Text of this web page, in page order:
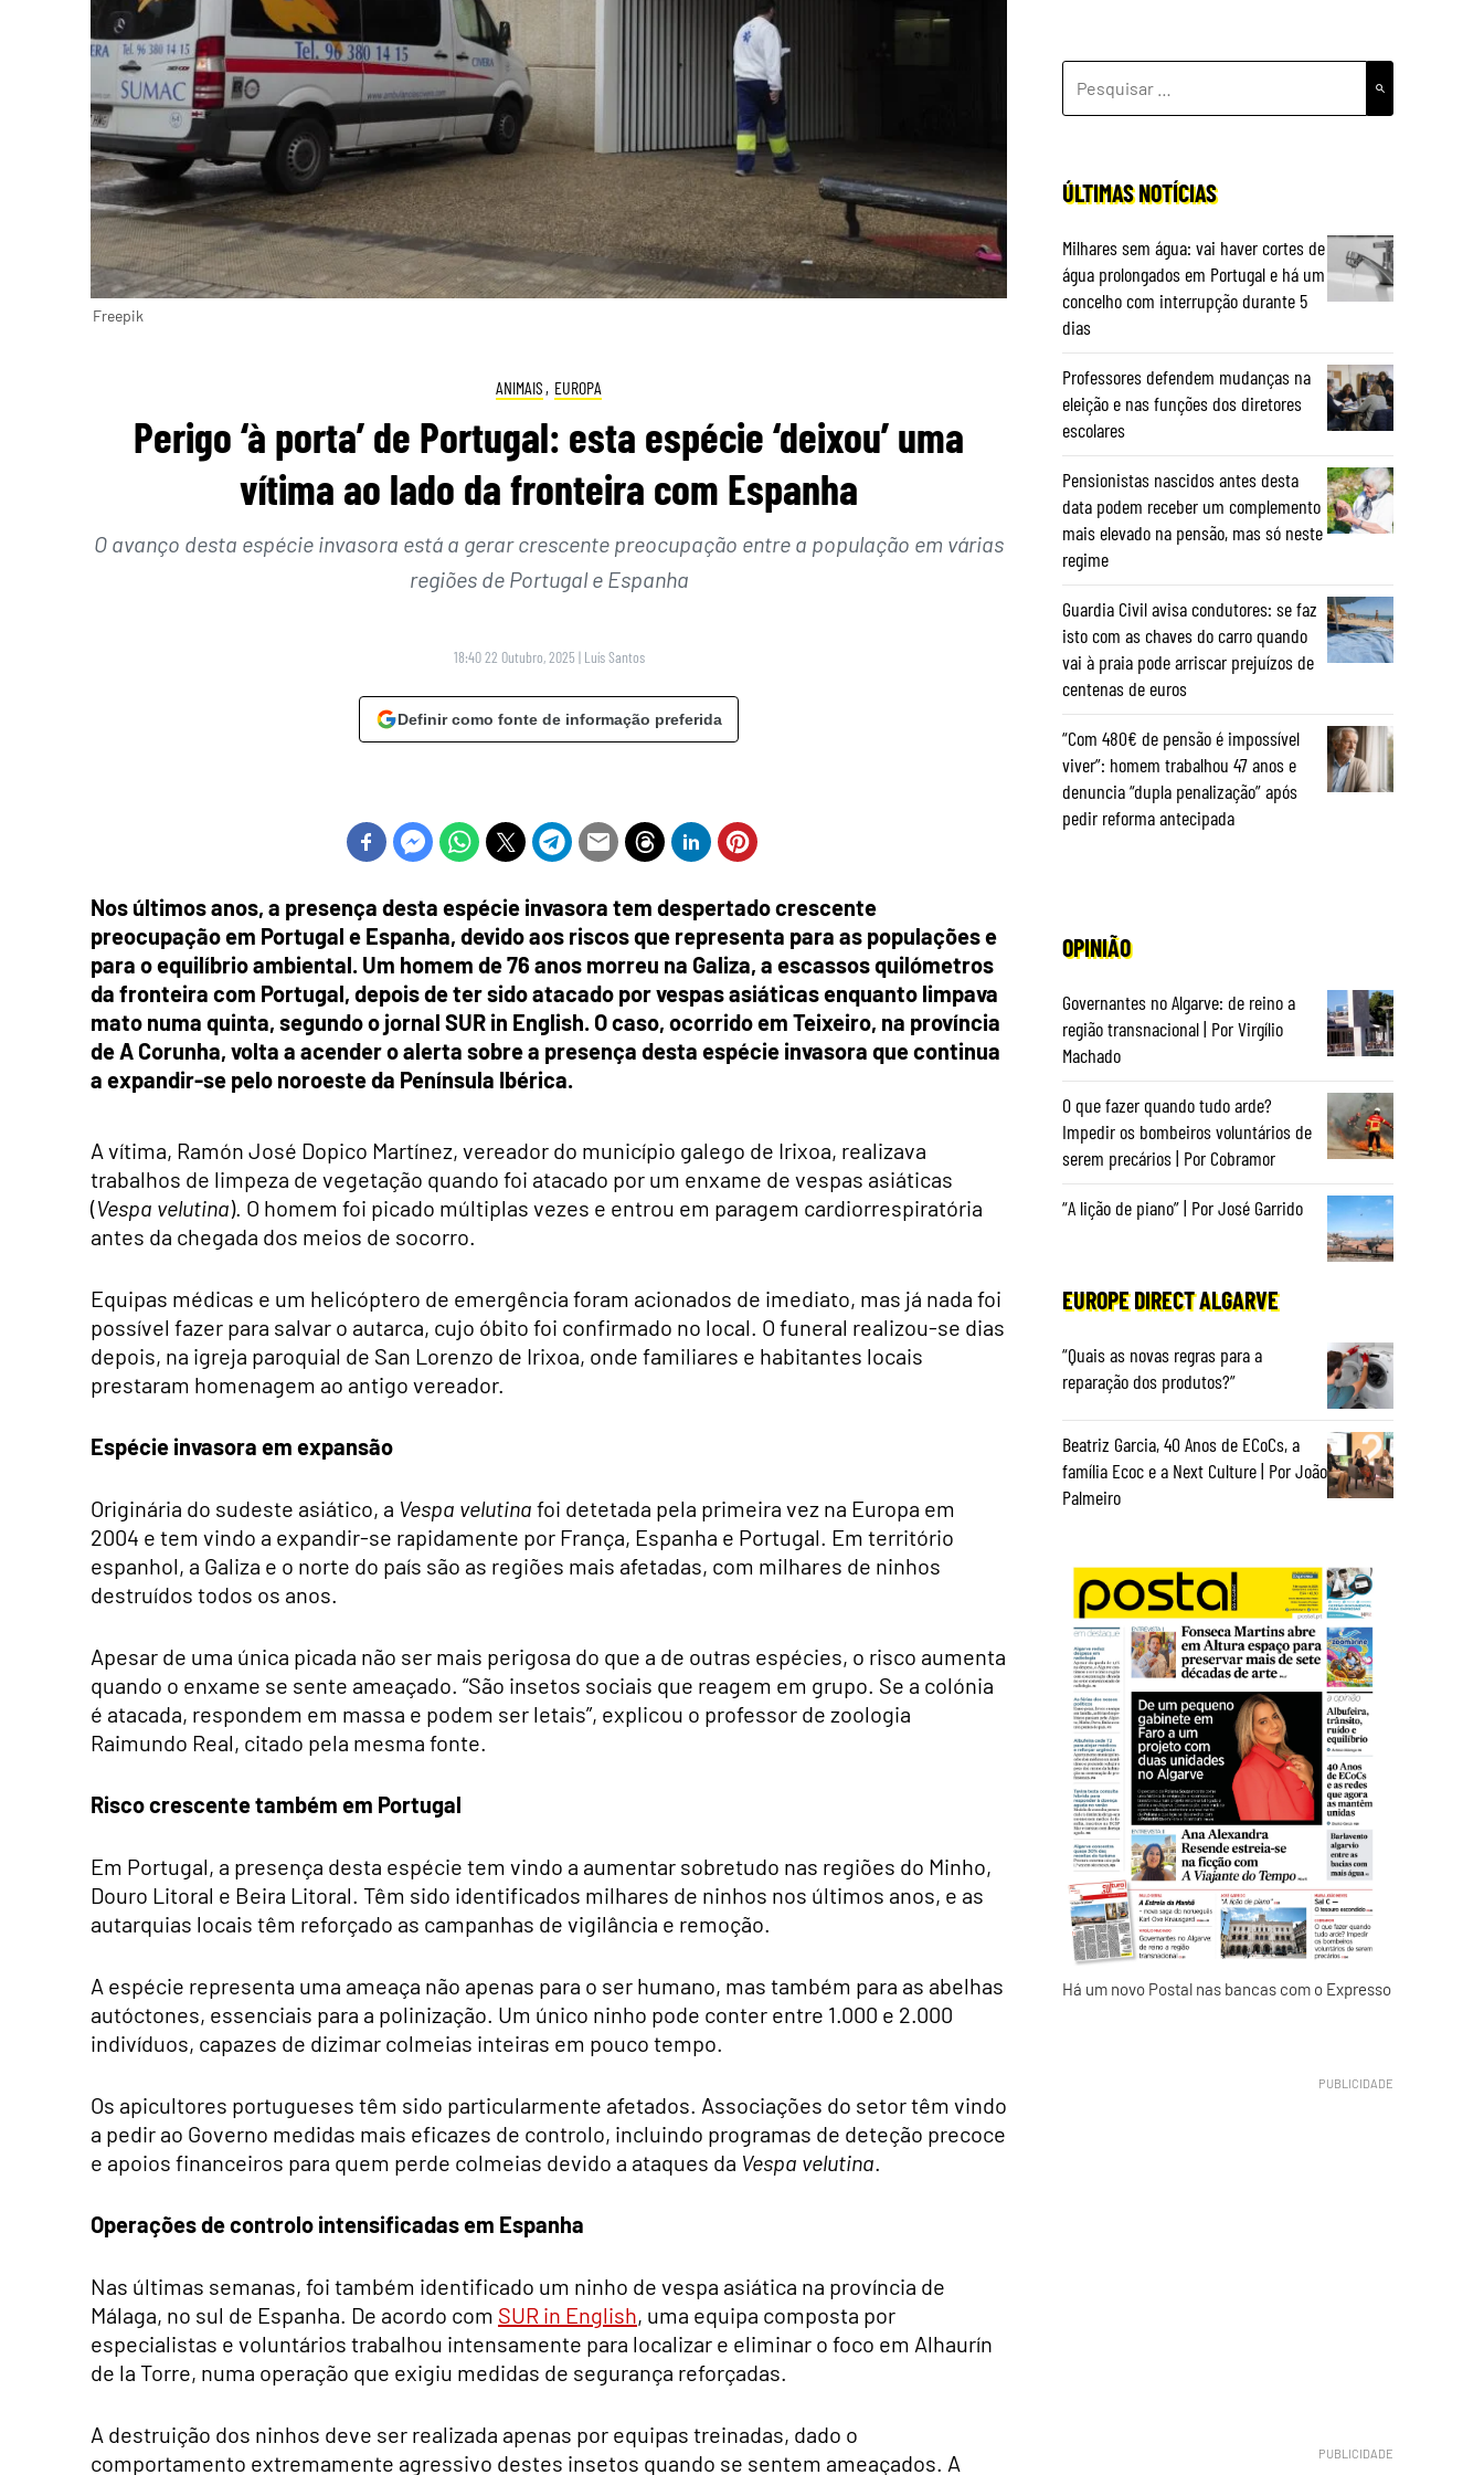
Freepik
ANIMAIS , EUROPA
Perigo ‘à porta’ de Portugal: esta espécie ‘deixou’ uma
vítima ao lado da fronteira com Espanha
O avanço desta espécie invasora está a gerar crescente preocupação entre a população em várias
regiões de Portugal e Espanha
18:40 22 Outubro, 2025 | Luís Santos
Definir como fonte de informação preferida
Nos últimos anos, a presença desta espécie invasora tem despertado crescente
preocupação em Portugal e Espanha, devido aos riscos que representa para as populações e
para o equilíbrio ambiental. Um homem de 76 anos morreu na Galiza, a escassos quilómetros
da fronteira com Portugal, depois de ter sido atacado por vespas asiáticas enquanto limpava
mato numa quinta, segundo o jornal SUR in English. O caso, ocorrido em Teixeiro, na província
de A Corunha, volta a acender o alerta sobre a presença desta espécie invasora que continua
a expandir-se pelo noroeste da Península Ibérica.
A vítima, Ramón José Dopico Martínez, vereador do município galego de Irixoa, realizava
trabalhos de limpeza de vegetação quando foi atacado por um enxame de vespas asiáticas
(Vespa velutina). O homem foi picado múltiplas vezes e entrou em paragem cardiorrespiratória
antes da chegada dos meios de socorro.
Equipas médicas e um helicóptero de emergência foram acionados de imediato, mas já nada foi
possível fazer para salvar o autarca, cujo óbito foi confirmado no local. O funeral realizou-se dias
depois, na igreja paroquial de San Lorenzo de Irixoa, onde familiares e habitantes locais
prestaram homenagem ao antigo vereador.
Espécie invasora em expansão
Originária do sudeste asiático, a Vespa velutina foi detetada pela primeira vez na Europa em
2004 e tem vindo a expandir-se rapidamente por França, Espanha e Portugal. Em território
espanhol, a Galiza e o norte do país são as regiões mais afetadas, com milhares de ninhos
destruídos todos os anos.
Apesar de uma única picada não ser mais perigosa do que a de outras espécies, o risco aumenta
quando o enxame se sente ameaçado. “São insetos sociais que reagem em grupo. Se a colónia
é atacada, respondem em massa e podem ser letais”, explicou o professor de zoologia
Raimundo Real, citado pela mesma fonte.
Risco crescente também em Portugal
Em Portugal, a presença desta espécie tem vindo a aumentar sobretudo nas regiões do Minho,
Douro Litoral e Beira Litoral. Têm sido identificados milhares de ninhos nos últimos anos, e as
autarquias locais têm reforçado as campanhas de vigilância e remoção.
A espécie representa uma ameaça não apenas para o ser humano, mas também para as abelhas
autóctones, essenciais para a polinização. Um único ninho pode conter entre 1.000 e 2.000
indivíduos, capazes de dizimar colmeias inteiras em pouco tempo.
Os apicultores portugueses têm sido particularmente afetados. Associações do setor têm vindo
a pedir ao Governo medidas mais eficazes de controlo, incluindo programas de deteção precoce
e apoios financeiros para quem perde colmeias devido a ataques da Vespa velutina
Operações de controlo intensificadas em Espanha
Nas últimas semanas, foi também identificado um ninho de vespa asiática na província de
Málaga, no sul de Espanha. De acordo com SUR in English, uma equipa composta por
especialistas e voluntários trabalhou intensamente para localizar e eliminar o foco em Alhaurín
de la Torre, numa operação que exigiu medidas de segurança reforçadas.
A destruição dos ninhos deve ser realizada apenas por equipas treinadas, dado o
comportamento extremamente agressivo destes insetos quando se sentem ameaçados. A
POR:
ÚLTIMAS NOTÍCIAS
Milhares sem água: vai haver cortes de
água prolongados em Portugal e há um
concelho com interrupção durante 5
dias
Professores defendem mudanças na
eleição e nas funções dos diretores
escolares
Pensionistas nascidos antes desta
data podem receber um complemento
mais elevado na pensão, mas só neste
regime
Guardia Civil avisa condutores: se faz
isto com as chaves do carro quando
vai à praia pode arriscar prejuízos de
centenas de euros
“Com 480€ de pensão é impossível
viver”: homem trabalhou 47 anos e
denuncia “dupla penalização” após
pedir reforma antecipada
OPINIÃO
Governantes no Algarve: de reino a
região transnacional | Por Virgílio
Machado
O que fazer quando tudo arde?
Impedir os bombeiros voluntários de
serem precários | Por Cobramor
“A lição de piano” | Por José Garrido
EUROPE DIRECT ALGARVE
“Quais as novas regras para a
reparação dos produtos?”
Beatriz Garcia, 40 Anos de ECoCs, a
família Ecoc e a Next Culture | Por João
Palmeiro
Há um novo Postal nas bancas com o Expresso